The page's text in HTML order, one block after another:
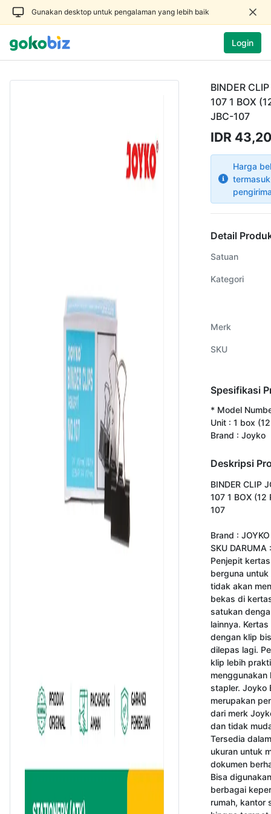
Gunakan desktop untuk pengalaman yang lebih baik
Login
BINDER
107 1 BOX
JBC-107
IDR
Harga
Detail
Satuan
Kategori
Merk
SKU
Spesifikasi
* Model
Unit : 1 box
Brand : Joyko
Deskripsi
BINDER CLIP
107 1 BOX (12
107
Brand : JOYKO
SKU DARUMA
Penjepit
berguna
tidak akan
bekas di
satukan
lainnya.
dengan klip
dilepas lagi.
klip lebih
menggunakan
stapler. Joyko
merupakan
dari merk
dan tidak
Tersedia
ukuran untuk
dokumen
Bisa
berbagai
rumah, kantor